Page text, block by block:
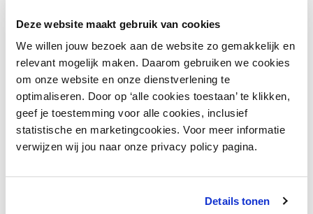
Deze website maakt gebruik van cookies
We willen jouw bezoek aan de website zo gemakkelijk en
relevant mogelijk maken. Daarom gebruiken we cookies
om onze website en onze dienstverlening te
optimaliseren. Door op ‘alle cookies toestaan’ te klikken,
geef je toestemming voor alle cookies, inclusief
statistische en marketingcookies. Voor meer informatie
verwijzen wij jou naar onze privacy policy pagina.
Details tonen
en LPG is met een jaar verlengd tot 1 januari
2027. De korting is wel verlaagd naar € 0,84 per
liter benzine, € 0,55 per liter diesel en € 0,20 per
liter LPG.
Wil je meer weten over MVO-wetgeving?
Viaonze MVO wetwijzerontvang je direct een
persoonlijk overzicht van wetgeving die op jouw